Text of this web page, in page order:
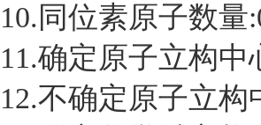
10.同位素原子数量
11.确定原子立构中
12.不确定原子立构